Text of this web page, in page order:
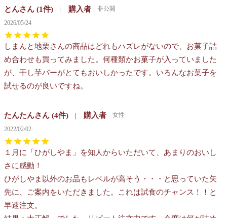
とん 1 購入者
非公開
2026/05/24
しまんと地栗さんの商品はどれもハズレがないので、お菓子詰
め合わせも買ってみました。何種類かお菓子が入っていました
が、干し芋バーがとてもおいしかったです。いろんなお菓子を
試せるのが良いですね。
たんたん 4 購入者
女性
2022/02/02
１月に「ひがしやま」を知人からいただいて、あまりのおいし
さに感動！
ひがしやま以外のお品もレベルが高そう・・・と思っていた矢
先に、ご案内をいただきました。これは試食のチャンス！！と
早速注文。